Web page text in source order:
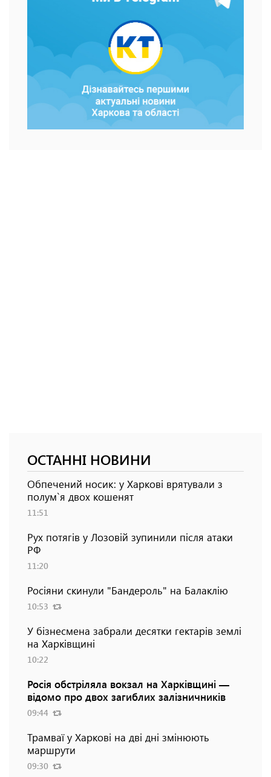
ОСТАННІ НОВИНИ
Обпечений носик: у Харкові врятували з
полум`я двох кошенят
11:51
Рух потягів у Лозовій зупинили після атаки
РФ
11:20
Росіяни скинули "Бандероль" на Балаклію
10:53
У бізнесмена забрали десятки гектарів землі
на Харківщині
10:22
Росія обстріляла вокзал на Харківщині —
відомо про двох загиблих залізничників
09:44
Трамваї у Харкові на дві дні змінюють
маршрути
09:30